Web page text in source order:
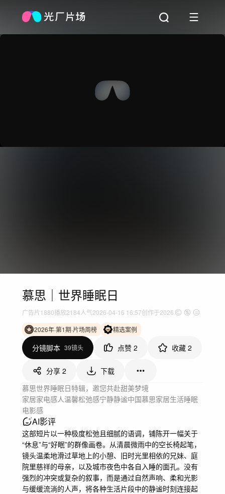
慕思｜世界睡眠日
广告片1880播放2184人气2026-04-16 16:57创作于2026
2026年·第1期·片场周榜
精选案例
分镜脚本 39镜头 点赞 2 收藏 2
分享 2
下载
慕思世界睡眠日特辑，邀您共赴甜美梦境
家居家电感人温馨松弛感宁静静谧中国慕思家居生活睡眠
电影感
AI影评
这部短片以一种极度松弛且细腻的语调，铺陈开一幅关于
“休息”与“好眠”的群像画卷。从清晨微雨中的空长椅起笔，
镜头温柔地滑过草地上的小憩、旧时光里相依的兄妹、庭
院里慈祥的母亲，以及城市夜色中各自入睡的面孔。没有
强烈的冲突或复杂的叙事，而是通过自然声响、柔和光影
与缓缓流淌的人声，将各种生活片段中的静谧时刻连接起